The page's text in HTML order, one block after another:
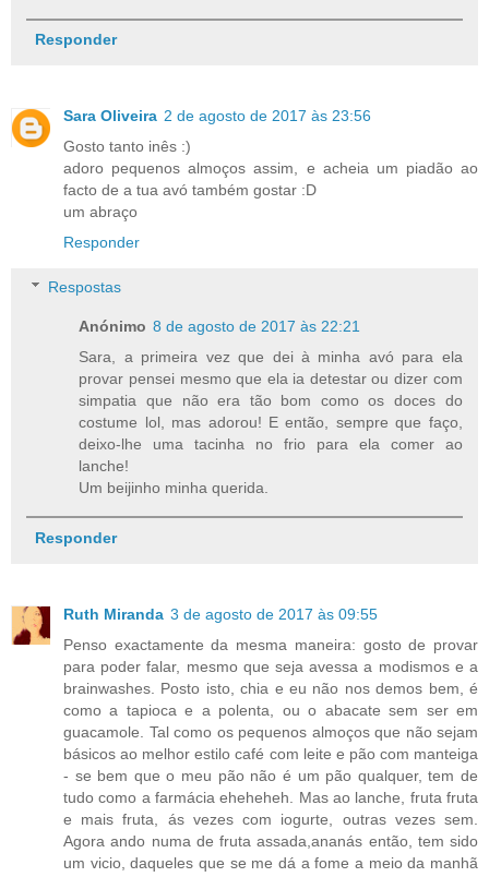
Responder
Sara Oliveira 2 de agosto de 2017 às 23:56
Gosto tanto inês :)
adoro pequenos almoços assim, e acheia um piadão ao
facto de a tua avó também gostar :D
um abraço
Responder
Respostas
Anónimo 8 de agosto de 2017 às 22:21
Sara, a primeira vez que dei à minha avó para ela
provar pensei mesmo que ela ia detestar ou dizer com
simpatia que não era tão bom como os doces do
costume lol, mas adorou! E então, sempre que faço,
deixo-lhe uma tacinha no frio para ela comer ao
lanche!
Um beijinho minha querida.
Responder
Ruth Miranda 3 de agosto de 2017 às 09:55
Penso exactamente da mesma maneira: gosto de provar
para poder falar, mesmo que seja avessa a modismos e a
brainwashes. Posto isto, chia e eu não nos demos bem, é
como a tapioca e a polenta, ou o abacate sem ser em
guacamole. Tal como os pequenos almoços que não sejam
básicos ao melhor estilo café com leite e pão com manteiga
- se bem que o meu pão não é um pão qualquer, tem de
tudo como a farmácia eheheheh. Mas ao lanche, fruta fruta
e mais fruta, ás vezes com iogurte, outras vezes sem.
Agora ando numa de fruta assada,ananás então, tem sido
um vicio, daqueles que se me dá a fome a meio da manhã